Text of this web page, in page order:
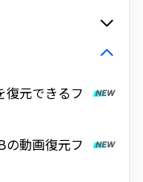
復元できるフ
の動画復元フ